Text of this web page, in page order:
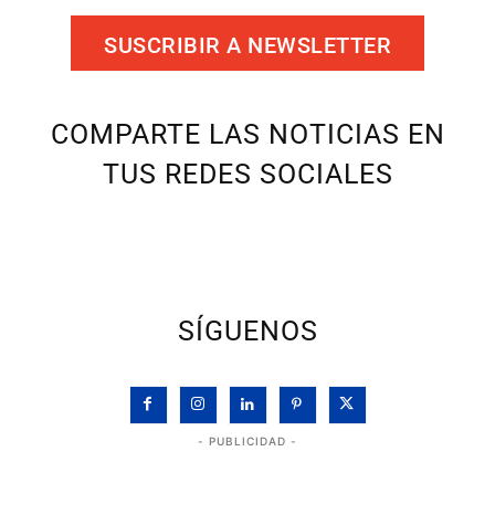
SUSCRIBIR A NEWSLETTER
COMPARTE LAS NOTICIAS EN
TUS REDES SOCIALES
SÍGUENOS
- PUBLICIDAD -